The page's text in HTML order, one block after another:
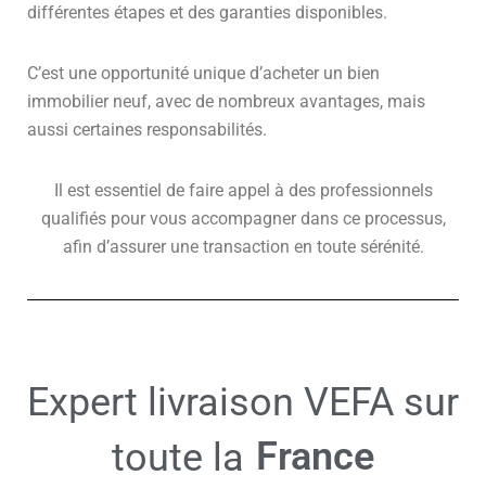
différentes étapes et des garanties disponibles.
C’est une opportunité unique d’acheter un bien
immobilier neuf, avec de nombreux avantages, mais
aussi certaines responsabilités.
Il est essentiel de faire appel à des professionnels
qualifiés pour vous accompagner dans ce processus,
afin d’assurer une transaction en toute sérénité.
Expert livraison VEFA sur
toute la France